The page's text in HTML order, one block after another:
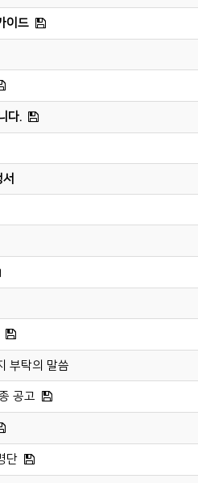
이드
다.
부탁의 말씀
공고
단